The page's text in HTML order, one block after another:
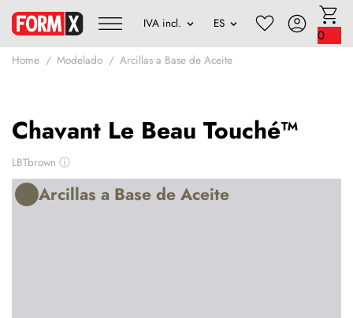
0
Home Modelado Arcillas a Base de Aceite
Chavant Le Beau Touché™
LBTbrown ⓘ
Arcillas a Base de Aceite